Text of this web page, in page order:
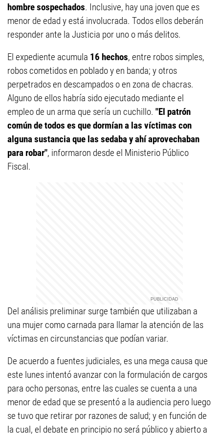
hombre sospechados. Inclusive, hay una joven que es
menor de edad y está involucrada. Todos ellos deberán
responder ante la Justicia por uno o más delitos.
El expediente acumula 16 hechos, entre robos simples,
robos cometidos en poblado y en banda; y otros
perpetrados en descampados o en zona de chacras.
Alguno de ellos habría sido ejecutado mediante el
empleo de un arma que sería un cuchillo. "El patrón
común de todos es que dormían a las víctimas con
alguna sustancia que las sedaba y ahí aprovechaban
para robar", informaron desde el Ministerio Público
Fiscal.
Del análisis preliminar surge también que utilizaban a
una mujer como carnada para llamar la atención de las
víctimas en circunstancias que podían variar.
De acuerdo a fuentes judiciales, es una mega causa que
este lunes intentó avanzar con la formulación de cargos
para ocho personas, entre las cuales se cuenta a una
menor de edad que se presentó a la audiencia pero luego
se tuvo que retirar por razones de salud; y en función de
la cual, el debate en principio no será público y abierto a